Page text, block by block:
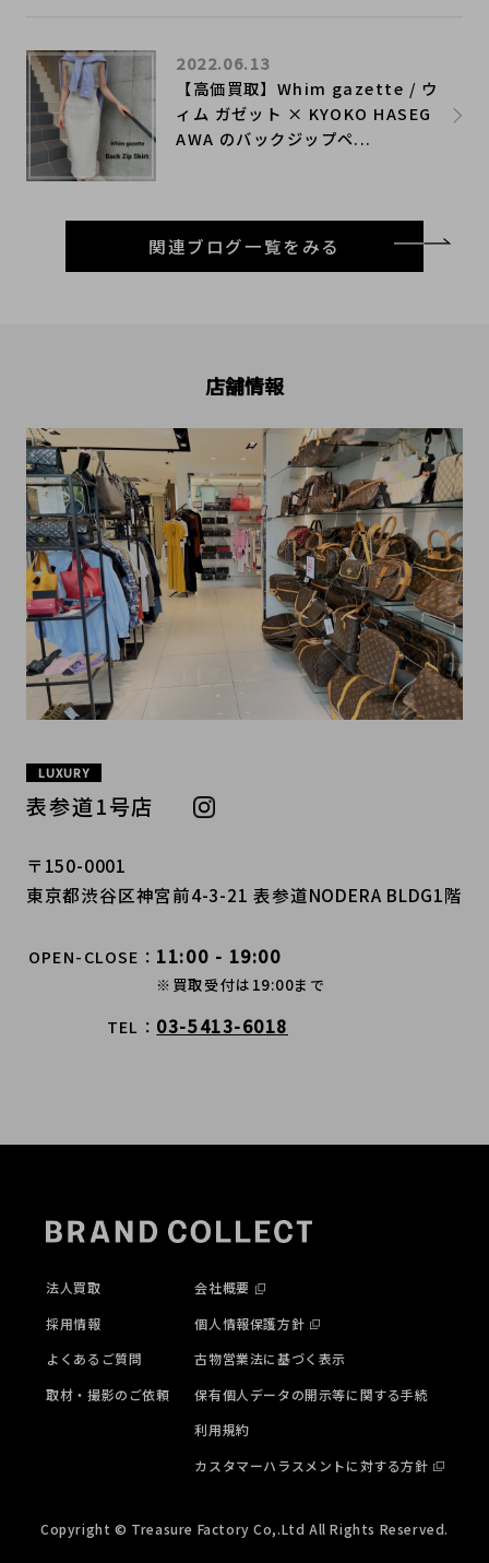
【高価買取】Whim gazette / ウ
ィム ガゼット × KYOKO HASEG
AWA のバックジップペ...
2022.06.13
関連ブログ一覧をみる
店舗情報
LUXURY
表参道1号店
〒150-0001
東京都渋谷区神宮前4-3-21 表参道NODERA BLDG1階
OPEN-CLOSE 11:00 - 19:00
※買取受付は19:00まで
TEL 03-5413-6018
法人買取
採用情報
よくあるご質問
取材・撮影のご依頼
会社概要
個人情報保護方針
古物営業法に基づく表示
保有個人データの開示等に関する手続
利用規約
カスタマーハラスメントに対する方針
Copyright © Treasure Factory Co,.Ltd All Rights Reserved.